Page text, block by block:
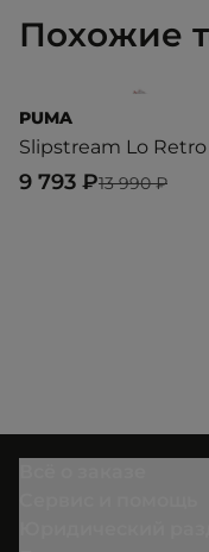
Похожие
PUMA
Slipstream Lo Retro
13 990 ₽
9 793 ₽